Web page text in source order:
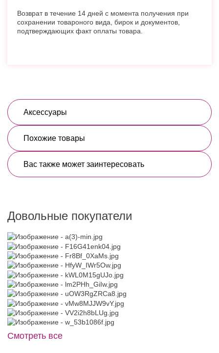
Возврат в течение 14 дней с момента получения при
сохранении товароного вида, бирок и документов,
подтверждающих факт оплаты товара.
Аксессуары
Похожие товары
Вас также может заинтересовать
Довольные покупатели
Смотреть все